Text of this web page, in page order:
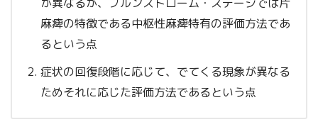
麻痺の特徴である中枢性麻痺特有の評価方法であ
るという点
症状の回復段階に応じて、でてくる現象が異なる
ためそれに応じた評価方法であるという点